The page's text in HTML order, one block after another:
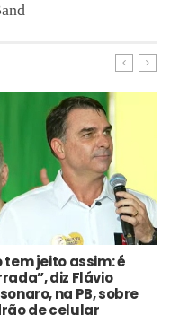
tem jeito assim: é
diz Flávio
na PB, sobre
de celular